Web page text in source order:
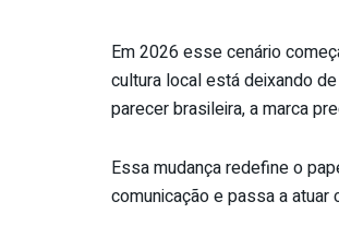
Em 2026 esse cenário
cultura local está deixando
parecer brasileira, a marca
Essa mudança redefine o
comunicação e passa a